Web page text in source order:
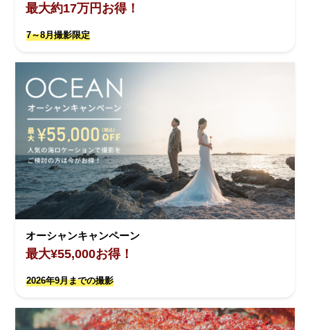
最大約17万円お得！
7～8月撮影限定
オーシャンキャンペーン
最大¥55,000お得！
2026年9月までの撮影